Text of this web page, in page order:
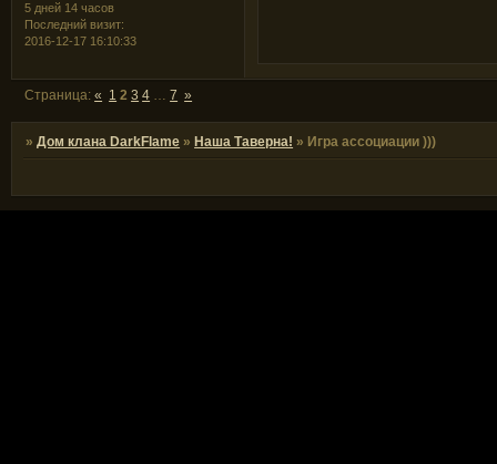
5 дней 14 часов
Последний визит:
2016-12-17 16:10:33
Страница:« 1 2 3 4 … 7 »
»Дом клана DarkFlame »Наша Таверна! » Игра ассоциации )))